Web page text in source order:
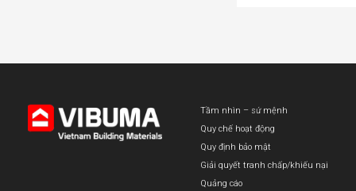
Tầm nhìn – sứ mệnh
Quy chế hoạt động
Quy định bảo mật
Giải quyết tranh chấp/khiếu nại
Quảng cáo